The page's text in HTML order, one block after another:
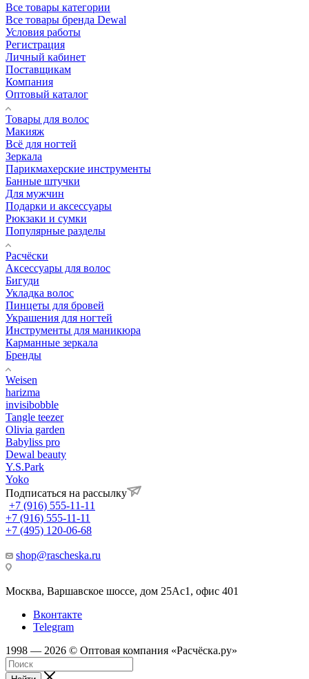
Все товары категории
Все товары бренда Dewal
Условия работы
Регистрация
Личный кабинет
Поставщикам
Компания
Оптовый каталог
Товары для волос
Макияж
Всё для ногтей
Зеркала
Парикмахерские инструменты
Банные штучки
Для мужчин
Подарки и аксессуары
Рюкзаки и сумки
Популярные разделы
Расчёски
Аксессуары для волос
Бигуди
Укладка волос
Пинцеты для бровей
Украшения для ногтей
Инструменты для маникюра
Карманные зеркала
Бренды
Weisen
harizma
invisibobble
Tangle teezer
Olivia garden
Babyliss pro
Dewal beauty
Y.S.Park
Yoko
Подписаться на рассылку
+7 (916) 555-11-11
+7 (916) 555-11-11
+7 (495) 120-06-68
shop@rascheska.ru
Москва, Варшавское шоссе, дом 25Аc1, офис 401
Вконтакте
Telegram
1998 — 2026 © Оптовая компания «Расчёска.ру»